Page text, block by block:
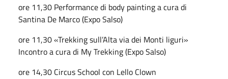
ore 11,30 Performance di body painting a cura di
Santina De Marco (Expo Salso)
ore 11,30 «Trekking sull’Alta via dei Monti liguri»
Incontro a cura di My Trekking (Expo Salso)
ore 14,30 Circus School con Lello Clown